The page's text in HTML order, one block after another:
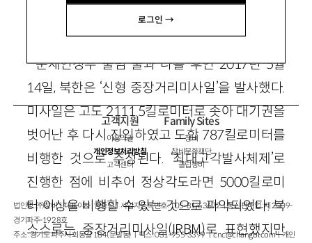
로그인 →
문재인정부 출범 불과 나흘 후인 2017년 5월
14일, 북한은 ‘신형 중장거리미사일’을 발사했다.
미사일은 고도 2111.5킬로미터로 솟아 대기권을
벗어난 후 다시 진입하였고 도합 787킬로미터를
비행한 것으로 추정된다. ‘최대고각발사체제’로
진행한 점에 비추어 정상각도라면 5000킬로미
터 이상을 비행할 수 있는 것으로 파악되었다. 북
스스로는 중장거리미사일(IRBM)로 표현했지만
고객지원
이용약관
개인정보처리방침
고객센터
Family Sites
창비
창비문화재단
클럽창비
법인명 : ㈜창비ㅣ대표이사 : 염종선ㅣ사업자등록번호 : 105-81-63672ㅣ통신판매업 : 제 2009-
경기파주-1928호
주소 : 경기도 파주시 회동길 184(문발동)ㅣ팩스 : 031-955-3399 ㅣcnc@changbi.comㅣ개인